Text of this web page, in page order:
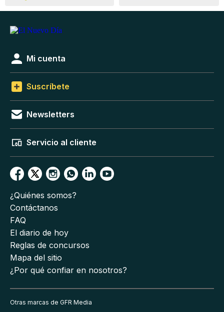
Mi cuenta
Suscríbete
Newsletters
Servicio al cliente
¿Quiénes somos?
Contáctanos
FAQ
El diario de hoy
Reglas de concursos
Mapa del sitio
¿Por qué confiar en nosotros?
Otras marcas de GFR Media